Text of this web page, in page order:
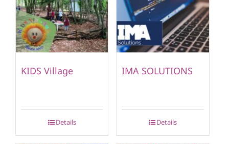
KIDS Village
Details
IMA SOLUTIONS
Details